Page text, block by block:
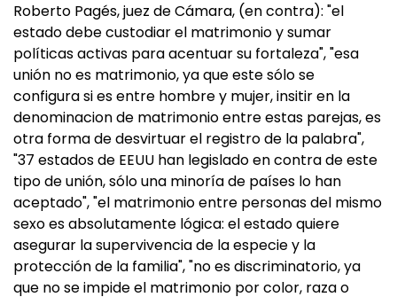
Roberto Pagés, juez de Cámara, (en contra): "el
estado debe custodiar el matrimonio y sumar
políticas activas para acentuar su fortaleza", "esa
unión no es matrimonio, ya que este sólo se
configura si es entre hombre y mujer, insitir en la
denominacion de matrimonio entre estas parejas, es
otra forma de desvirtuar el registro de la palabra",
"37 estados de EEUU han legislado en contra de este
tipo de unión, sólo una minoría de países lo han
aceptado", "el matrimonio entre personas del mismo
sexo es absolutamente lógica: el estado quiere
asegurar la supervivencia de la especie y la
protección de la familia", "no es discriminatorio, ya
que no se impide el matrimonio por color, raza o